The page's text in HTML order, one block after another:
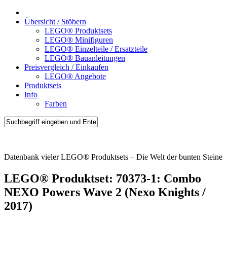
Übersicht / Stöbern
LEGO® Produktsets
LEGO® Minifiguren
LEGO® Einzelteile / Ersatzteile
LEGO® Bauanleitungen
Preisvergleich / Einkaufen
LEGO® Angebote
Produktsets
Info
Farben
Datenbank vieler LEGO® Produktsets – Die Welt der bunten Steine
LEGO® Produktset: 70373-1: Combo
NEXO Powers Wave 2 (Nexo Knights /
2017)